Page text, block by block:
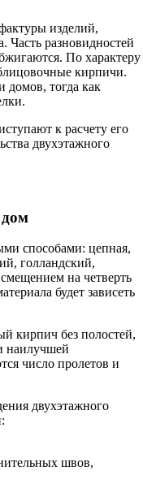
изделий,
Часть разновидностей
По характеру
кирпичи.
домов, тогда как
к расчету его
двухэтажного
дом
способами: цепная,
голландский,
на четверть
будет зависеть
кирпич без полостей,
наилучшей
число пролетов и
двухэтажного
швов,